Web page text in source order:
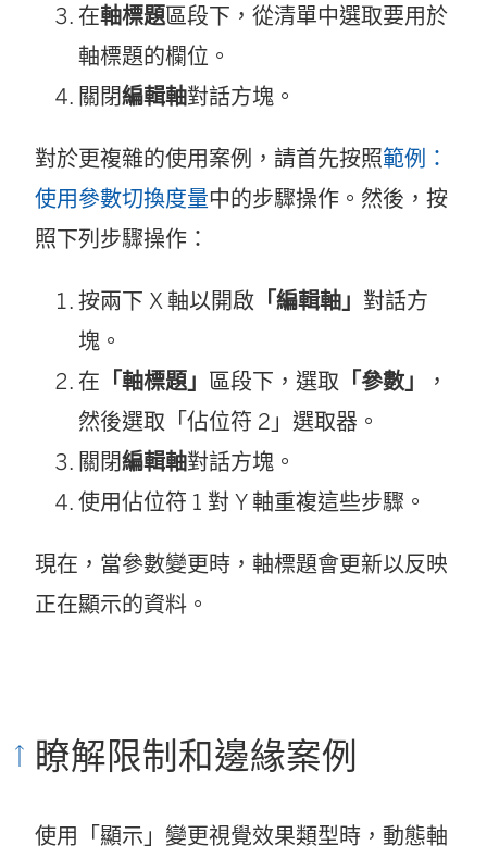
在軸標題區段下，從清單中選取要用於
軸標題的欄位。
關閉編輯軸對話方塊。
對於更複雜的使用案例，請首先按照範例：
使用參數切換度量中的步驟操作。然後，按
照下列步驟操作：
按兩下 X 軸以開啟 「編輯軸」 對話方
塊。
在 「軸標題」 區段下，選取 「參數」
，
然後選取「佔位符 2」選取器。
關閉編輯軸對話方塊。
使用佔位符 1 對 Y 軸重複這些步驟。
現在，當參數變更時，軸標題會更新以反映
正在顯示的資料。
瞭解限制和邊緣案例
使用「顯示」變更視覺效果類型時，動態軸